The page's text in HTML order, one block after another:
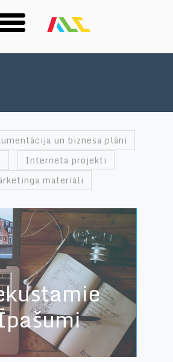
un biznesa plāni
Interneta projekti
materiāli